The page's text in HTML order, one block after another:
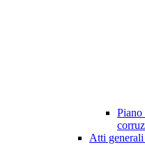
Piano
Atti generali